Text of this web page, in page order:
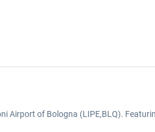
Airport of Bologna (LIPE,BLQ).